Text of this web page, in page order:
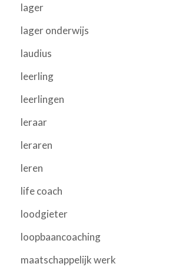
lager
lager onderwijs
laudius
leerling
leerlingen
leraar
leraren
leren
life coach
loodgieter
loopbaancoaching
maatschappelijk werk